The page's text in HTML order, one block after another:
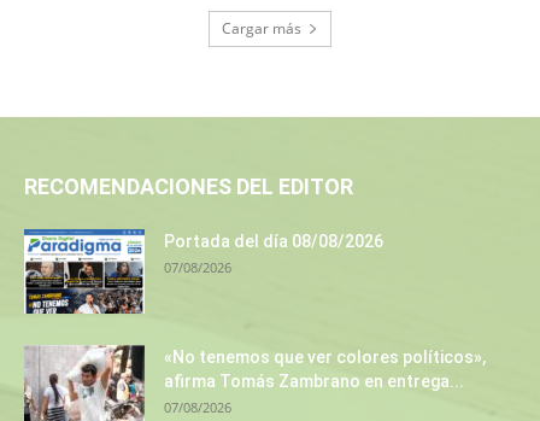
Cargar más
RECOMENDACIONES DEL EDITOR
Portada del día 08/08/2026
07/08/2026
«No tenemos que ver colores políticos»,
afirma Tomás Zambrano en entrega...
07/08/2026